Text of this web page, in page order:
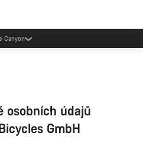
Canyon
osobních údajů
GmbH